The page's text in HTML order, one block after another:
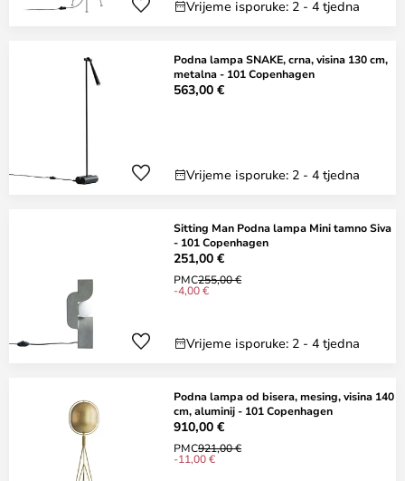
Vrijeme isporuke: 2 - 4 tjedna
Podna lampa SNAKE, crna, visina 130 cm,
metalna - 101 Copenhagen
563,00 €
Vrijeme isporuke: 2 - 4 tjedna
Sitting Man Podna lampa Mini tamno Siva
- 101 Copenhagen
251,00 €
PMC255,00 €
-4,00 €
Vrijeme isporuke: 2 - 4 tjedna
Podna lampa od bisera, mesing, visina 140
cm, aluminij - 101 Copenhagen
910,00 €
PMC921,00 €
-11,00 €